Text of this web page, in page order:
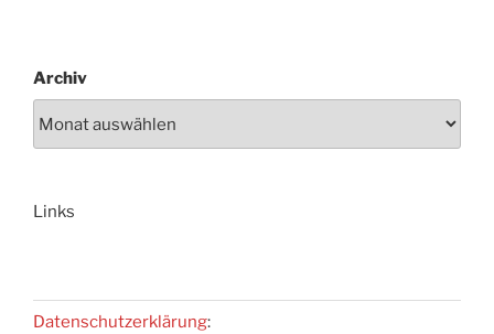
Archiv
Links
Datenschutzerklärung: